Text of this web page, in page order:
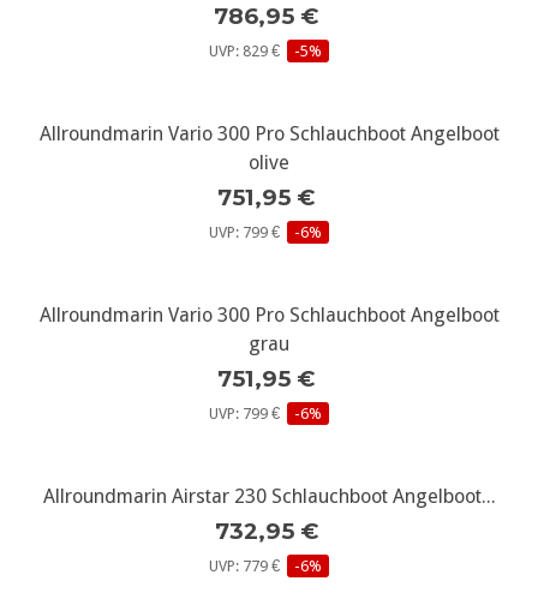
786,95 €
UVP: 829 € -5%
Allroundmarin Vario 300 Pro Schlauchboot Angelboot
olive
751,95 €
UVP: 799 € -6%
Allroundmarin Vario 300 Pro Schlauchboot Angelboot
grau
751,95 €
UVP: 799 € -6%
Allroundmarin Airstar 230 Schlauchboot Angelboot...
732,95 €
UVP: 779 € -6%